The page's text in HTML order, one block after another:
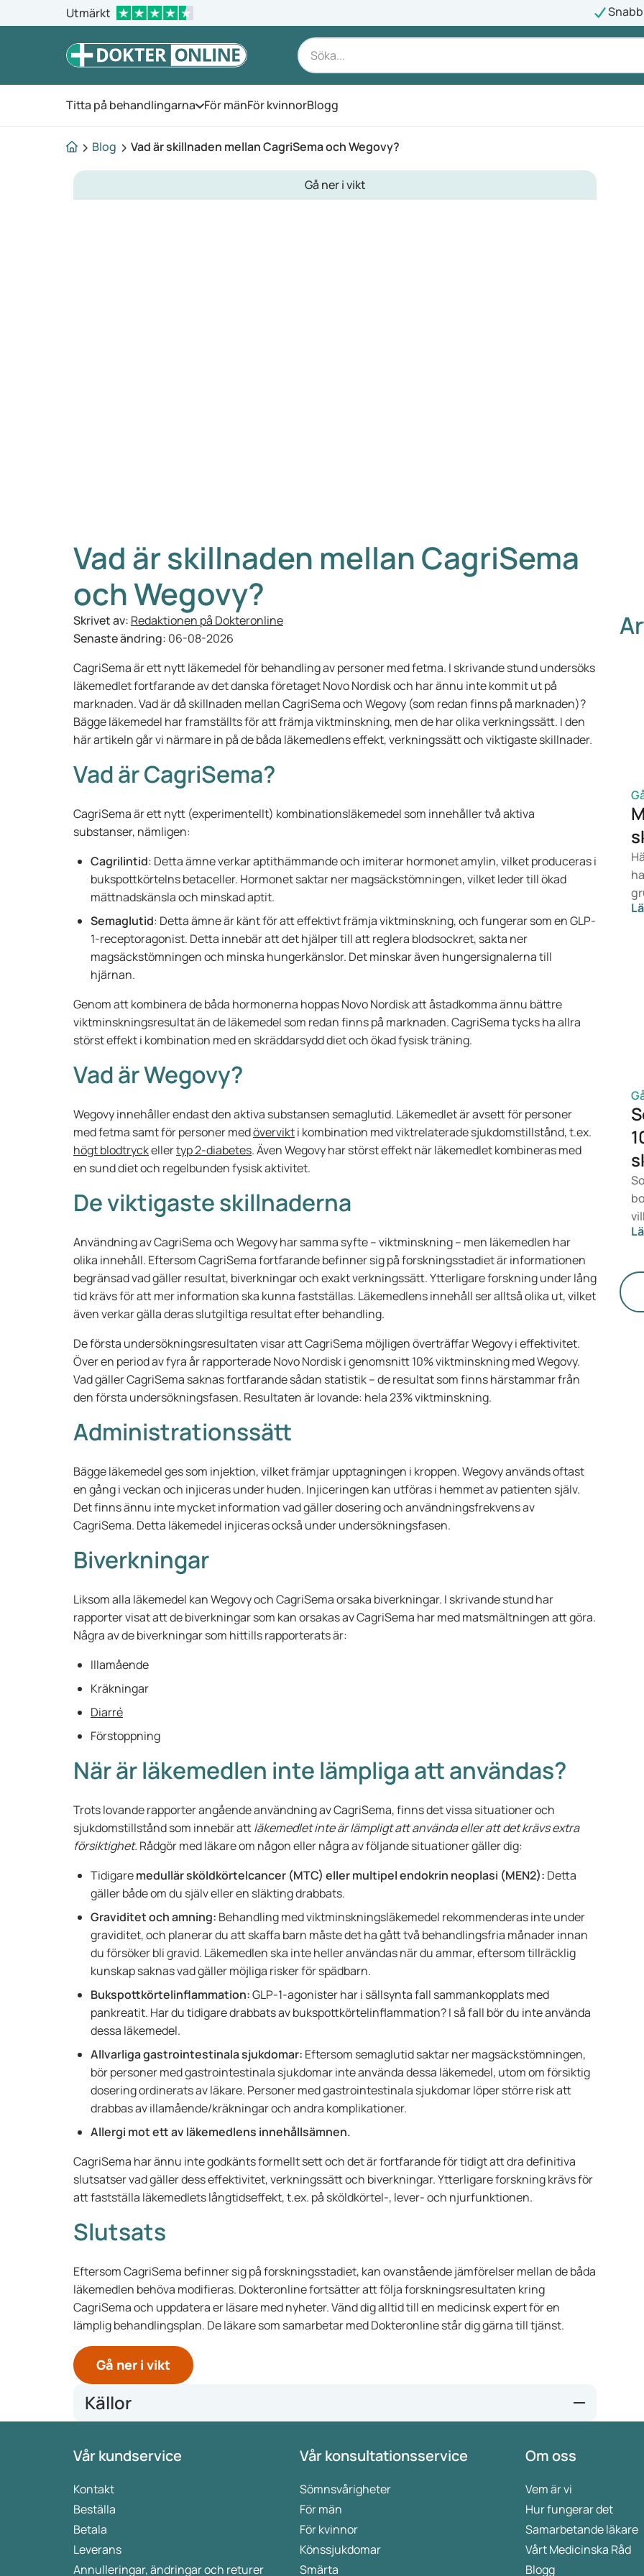
Utmärkt
Titta på behandlingarna Öppna menyn
För mänFör kvinnorBlogg
Blog Vad är skillnaden mellan CagriSema och Wegovy?
Gå ner i vikt
Vad är skillnaden mellan CagriSema
och Wegovy?
Skrivet av: Redaktionen på Dokteronline
Senaste ändring: 06-08-2026
CagriSema är ett nytt läkemedel för behandling av personer med fetma. I skrivande stund undersöks
läkemedlet fortfarande av det danska företaget Novo Nordisk och har ännu inte kommit ut på
marknaden. Vad är då skillnaden mellan CagriSema och Wegovy (som redan finns på marknaden)?
Bägge läkemedel har framställts för att främja viktminskning, men de har olika verkningssätt. I den
här artikeln går vi närmare in på de båda läkemedlens effekt, verkningssätt och viktigaste skillnader.
Vad är CagriSema?
CagriSema är ett nytt (experimentellt) kombinationsläkemedel som innehåller två aktiva
substanser, nämligen:
Cagrilintid: Detta ämne verkar aptithämmande och imiterar hormonet amylin, vilket produceras i
bukspottkörtelns betaceller. Hormonet saktar ner magsäckstömningen, vilket leder till ökad
mättnadskänsla och minskad aptit.
Semaglutid: Detta ämne är känt för att effektivt främja viktminskning, och fungerar som en GLP-
1-receptoragonist. Detta innebär att det hjälper till att reglera blodsockret, sakta ner
magsäckstömningen och minska hungerkänslor. Det minskar även hungersignalerna till
hjärnan.
Genom att kombinera de båda hormonerna hoppas Novo Nordisk att åstadkomma ännu bättre
viktminskningsresultat än de läkemedel som redan finns på marknaden. CagriSema tycks ha allra
störst effekt i kombination med en skräddarsydd diet och ökad fysisk träning.
Vad är Wegovy?
Wegovy innehåller endast den aktiva substansen semaglutid. Läkemedlet är avsett för personer
med fetma samt för personer medövervikti kombination med viktrelaterade sjukdomstillstånd, t.ex.
högt blodtryckellertyp 2-diabetes. Även Wegovy har störst effekt när läkemedlet kombineras med
en sund diet och regelbunden fysisk aktivitet.
De viktigaste skillnaderna
Användning av CagriSema och Wegovy har samma syfte – viktminskning – men läkemedlen har
olika innehåll. Eftersom CagriSema fortfarande befinner sig på forskningsstadiet är informationen
begränsad vad gäller resultat, biverkningar och exakt verkningssätt. Ytterligare forskning under lång
tid krävs för att mer information ska kunna fastställas. Läkemedlens innehåll ser alltså olika ut, vilket
även verkar gälla deras slutgiltiga resultat efter behandling.
De första undersökningsresultaten visar att CagriSema möjligen överträffar Wegovy i effektivitet.
Över en period av fyra år rapporterade Novo Nordisk i genomsnitt 10% viktminskning med Wegovy.
Vad gäller CagriSema saknas fortfarande sådan statistik – de resultat som finns härstammar från
den första undersökningsfasen. Resultaten är lovande: hela 23% viktminskning.
Administrationssätt
Bägge läkemedel ges som injektion, vilket främjar upptagningen i kroppen. Wegovy används oftast
en gång i veckan och injiceras under huden. Injiceringen kan utföras i hemmet av patienten själv.
Det finns ännu inte mycket information vad gäller dosering och användningsfrekvens av
CagriSema. Detta läkemedel injiceras också under undersökningsfasen.
Biverkningar
Liksom alla läkemedel kan Wegovy och CagriSema orsaka biverkningar. I skrivande stund har
rapporter visat att de biverkningar som kan orsakas av CagriSema har med matsmältningen att göra.
Några av de biverkningar som hittills rapporterats är:
Illamående
Kräkningar
Diarré
Förstoppning
När är läkemedlen inte lämpliga att användas?
Trots lovande rapporter angående användning av CagriSema, finns det vissa situationer och
sjukdomstillstånd som innebär attläkemedlet inte är lämpligt att använda eller att det krävs extra
försiktighet. Rådgör med läkare om någon eller några av följande situationer gäller dig:
Tidigaremedullär sköldkörtelcancer (MTC) eller multipel endokrin neoplasi (MEN2): Detta
gäller både om du själv eller en släkting drabbats.
Graviditet och amning: Behandling med viktminskningsläkemedel rekommenderas inte under
graviditet, och planerar du att skaffa barn måste det ha gått två behandlingsfria månader innan
du försöker bli gravid. Läkemedlen ska inte heller användas när du ammar, eftersom tillräcklig
kunskap saknas vad gäller möjliga risker för spädbarn.
Bukspottkörtelinflammation:GLP-1-agonister har i sällsynta fall sammankopplats med
pankreatit. Har du tidigare drabbats av bukspottkörtelinflammation? I så fall bör du inte använda
dessa läkemedel.
Allvarliga gastrointestinala sjukdomar: Eftersom semaglutid saktar ner magsäckstömningen,
bör personer med gastrointestinala sjukdomar inte använda dessa läkemedel, utom om försiktig
dosering ordinerats av läkare. Personer med gastrointestinala sjukdomar löper större risk att
drabbas av illamående/kräkningar och andra komplikationer.
Allergi mot ett av läkemedlens innehållsämnen.
CagriSema har ännu inte godkänts formellt sett och det är fortfarande för tidigt att dra definitiva
slutsatser vad gäller dess effektivitet, verkningssätt och biverkningar. Ytterligare forskning krävs för
att fastställa läkemedlets långtidseffekt, t.ex. på sköldkörtel-, lever- och njurfunktionen.
Slutsats
Eftersom CagriSema befinner sig på forskningsstadiet, kan ovanstående jämförelser mellan de båda
läkemedlen behöva modifieras. Dokteronline fortsätter att följa forskningsresultaten kring
CagriSema och uppdatera er läsare med nyheter. Vänd dig alltid till en medicinsk expert för en
lämplig behandlingsplan. De läkare som samarbetar med Dokteronline står dig gärna till tjänst.
Gå ner i vikt
Källor
https://www.novonordisk.com/news-and-media/news-and-ir-materials/news-details.html?id=915082
https://www.medicijnen.nl/product/wegovy-24-flextouch-injvl-32mg-ml-pen-3mltb-1-st
Vår kundservice
Kontakt
Beställa
Betala
Leverans
Annulleringar, ändringar och returer
Vår konsultationsservice
Sömnsvårigheter
För män
För kvinnor
Könssjukdomar
Smärta
Om oss
Vem är vi
Hur fungerar det
Samarbetande läkare
Vårt Medicinska Råd
Blogg